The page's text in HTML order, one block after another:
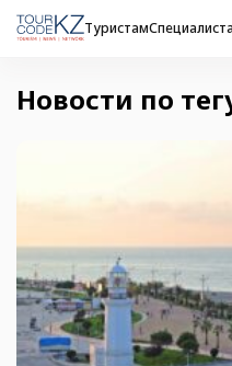
Туристам
Новости по